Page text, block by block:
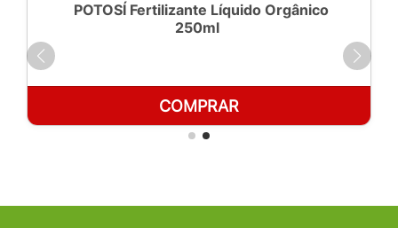
POTOSÍ Fertilizante Líquido Orgânico
250ml
COMPRAR